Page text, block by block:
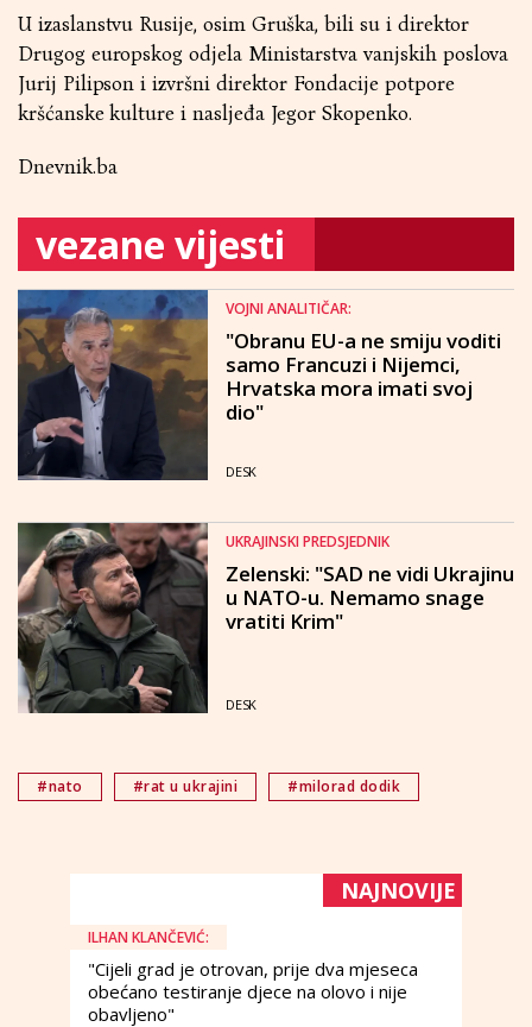
U izaslanstvu Rusije, osim Gruška, bili su i direktor
Drugog europskog odjela Ministarstva vanjskih poslova
Jurij Pilipson i izvršni direktor Fondacije potpore
kršćanske kulture i nasljeđa Jegor Skopenko.
Dnevnik.ba
vezane vijesti
VOJNI ANALITIČAR:
"Obranu EU-a ne smiju voditi
samo Francuzi i Nijemci,
Hrvatska mora imati svoj
dio"
DESK
UKRAJINSKI PREDSJEDNIK
Zelenski: "SAD ne vidi Ukrajinu
u NATO-u. Nemamo snage
vratiti Krim"
DESK
#nato #rat u ukrajini #milorad dodik
NAJNOVIJE
ILHAN KLANČEVIĆ:
"Cijeli grad je otrovan, prije dva mjeseca
obećano testiranje djece na olovo i nije
obavljeno"